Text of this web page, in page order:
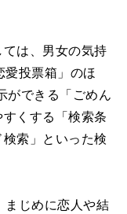
は、男女の気持
投票箱」のほ
ができる「ごめん
くする「検索条
索」といった検
じめに恋人や結